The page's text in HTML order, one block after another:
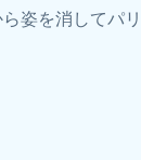
姿を消してパ